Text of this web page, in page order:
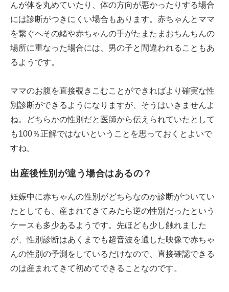
んが体を丸めていたり、体の方向が悪かったりする場合
には診断がつきにくい場合もあります。赤ちゃんとママ
を繋ぐへその緒や赤ちゃんの手がたまたまおちんちんの
場所に重なった場合には、男の子と間違われることもあ
るようです。
ママのお腹を直接覗きこむことができればより確実な性
別診断ができるようになりますが、そうはいきませんよ
ね。どちらかの性別だと医師から伝えられていたとして
も100％正解ではないということを思っておくとよいで
すね。
出産後性別が違う場合はあるの？
妊娠中に赤ちゃんの性別がどちらなのか診断がついてい
たとしても、産まれてきてみたら逆の性別だったという
ケースも多少あるようです。先ほども少し触れました
が、性別診断はあくまでも超音波を通した映像で赤ちゃ
んの性別の予測をしているだけなので、直接確認できる
のは産まれてきて初めてできることなのです。